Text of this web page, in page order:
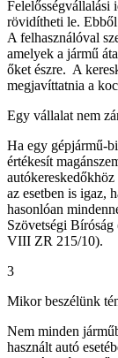
Felelősségvállalási
rövidítheti le. Ebből
A felhasználóval
amelyek a jármű
őket észre. A
megjavíttatnia a
Egy vállalat nem
Ha egy gépjármű-
értékesít
az esetben is igaz,
hasonlóan
Szövetségi
VIII ZR 215/10).
3
Mikor beszélünk
Nem minden
használt autó